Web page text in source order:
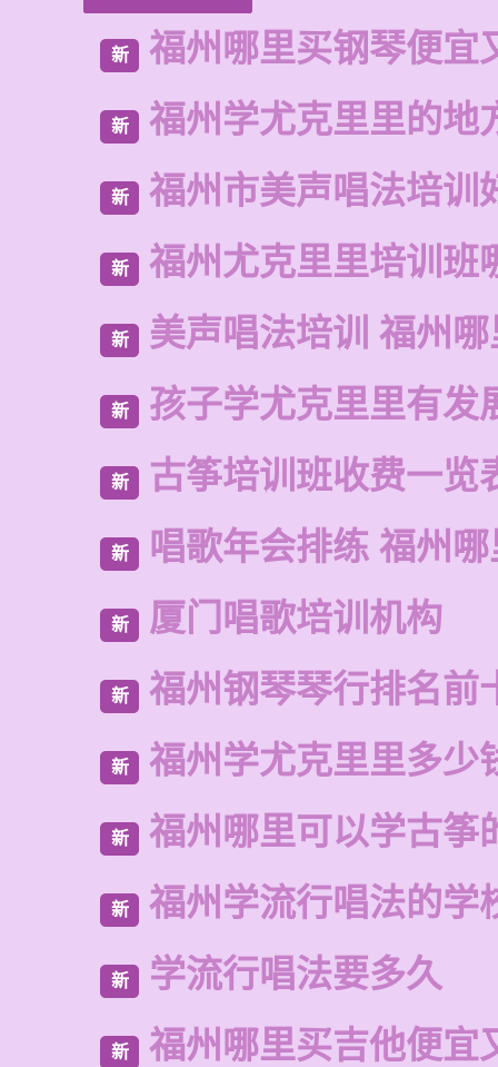
新 福州哪里买钢琴便宜
新 福州学尤克里里的地
新 福州市美声唱法培训
新 福州尤克里里培训班
新 美声唱法培训 福州
新 孩子学尤克里里有发
新 古筝培训班收费一览
新 唱歌年会排练 福州
新 厦门唱歌培训机构
新 福州钢琴琴行排名前
新 福州学尤克里里多少
新 福州哪里可以学古筝
新 福州学流行唱法的学
新 学流行唱法要多久
新 福州哪里买吉他便宜